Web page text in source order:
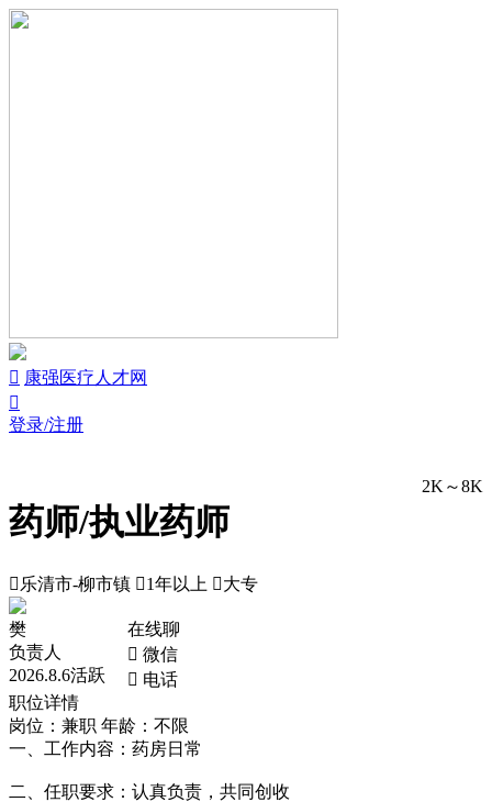
 康强医疗人才网

登录/注册
药师/执业药师
2K～8K
 乐清市-柳市镇 1年以上 大专
樊
负责人
2026.8.6活跃
在线聊
 微信
 电话
职位详情
岗位：兼职 年龄：不限
一、工作内容：药房日常
二、任职要求：认真负责，共同创收